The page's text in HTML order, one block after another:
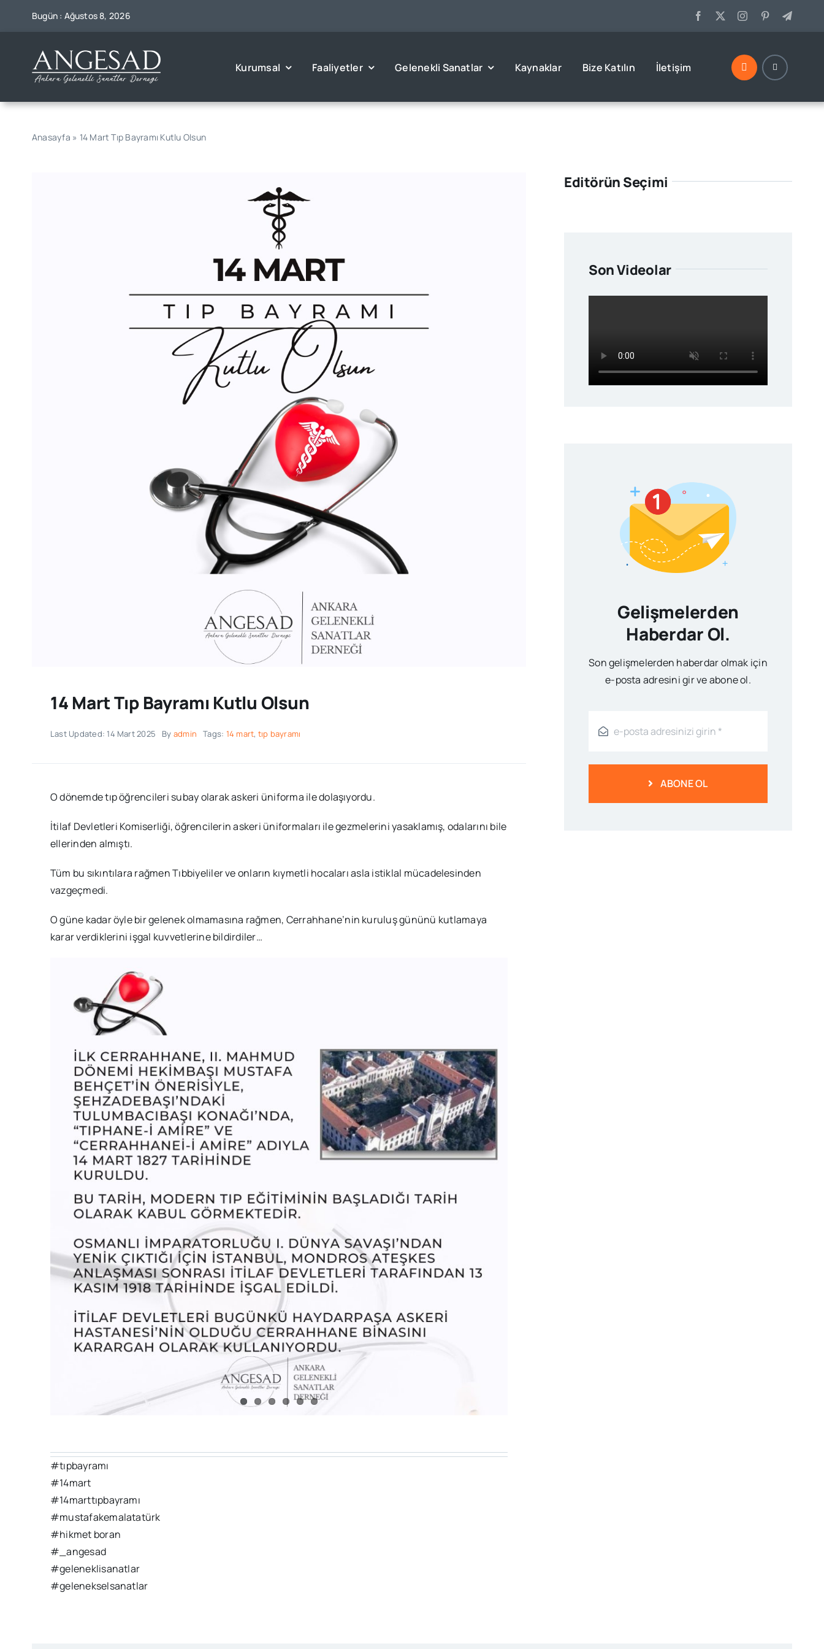
Bugün : Ağustos 8, 2026
Kurumsal Faaliyetler Gelenekli Sanatlar Kaynaklar Bize Katılın İletişim
Anasayfa » 14 Mart Tıp Bayramı Kutlu Olsun
14 Mart Tıp Bayramı Kutlu Olsun
Last Updated: 14 Mart 2025 By admin Tags: 14 mart, tıp bayramı
O dönemde tıp öğrencileri subay olarak askeri üniforma ile dolaşıyordu.
İtilaf Devletleri Komiserliği, öğrencilerin askeri üniformaları ile gezmelerini yasaklamış, odalarını bile
ellerinden almıştı.
Tüm bu sıkıntılara rağmen Tıbbiyeliler ve onların kıymetli hocaları asla istiklal mücadelesinden
vazgeçmedi.
O güne kadar öyle bir gelenek olmamasına rağmen, Cerrahhane’nin kuruluş gününü kutlamaya
karar verdiklerini işgal kuvvetlerine bildirdiler…
#tıpbayramı
#14mart
#14marttıpbayramı
#mustafakemalatatürk
#hikmet boran
#_angesad
#geleneklisanatlar
#gelenekselsanatlar
Editörün Seçimi
Son Videolar
Gelişmelerden
Haberdar Ol.
Son gelişmelerden haberdar olmak için
e-posta adresini gir ve abone ol.
ABONE OL